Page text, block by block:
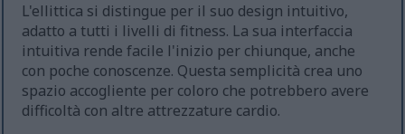
L'ellittica si distingue per il suo design intuitivo,
adatto a tutti i livelli di fitness. La sua interfaccia
intuitiva rende facile l'inizio per chiunque, anche
con poche conoscenze. Questa semplicità crea uno
spazio accogliente per coloro che potrebbero avere
difficoltà con altre attrezzature cardio.